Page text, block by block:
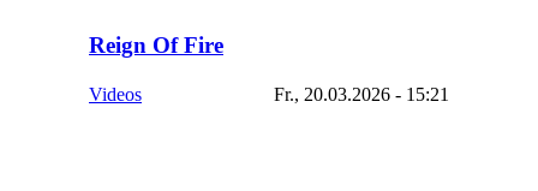
Reign Of Fire
Videos Fr., 20.03.2026 - 15:21